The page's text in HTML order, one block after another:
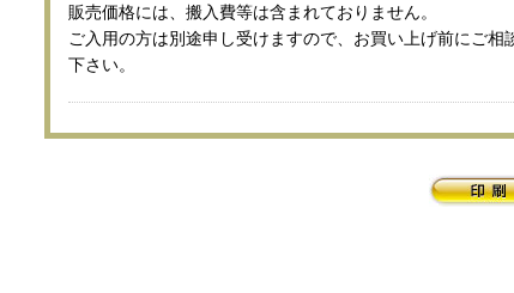
販売価格には、搬入費等は含まれておりません。
ご入用の方は別途申し受けますので、お買い上げ前にご相
下さい。